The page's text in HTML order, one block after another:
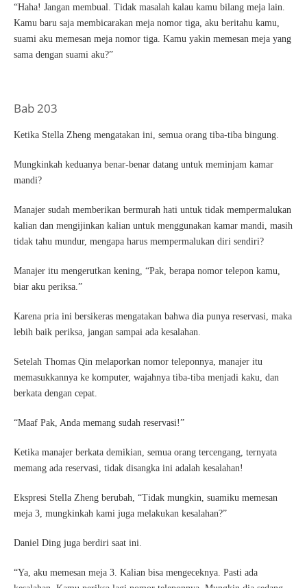
“Haha! Jangan membual. Tidak masalah kalau kamu bilang meja lain.
Kamu baru saja membicarakan meja nomor tiga, aku beritahu kamu,
suami aku memesan meja nomor tiga. Kamu yakin memesan meja yang
sama dengan suami aku?”
Bab 203
Ketika Stella Zheng mengatakan ini, semua orang tiba-tiba bingung.
Mungkinkah keduanya benar-benar datang untuk meminjam kamar
mandi?
Manajer sudah memberikan bermurah hati untuk tidak mempermalukan
kalian dan mengijinkan kalian untuk menggunakan kamar mandi, masih
tidak tahu mundur, mengapa harus mempermalukan diri sendiri?
Manajer itu mengerutkan kening, “Pak, berapa nomor telepon kamu,
biar aku periksa.”
Karena pria ini bersikeras mengatakan bahwa dia punya reservasi, maka
lebih baik periksa, jangan sampai ada kesalahan.
Setelah Thomas Qin melaporkan nomor teleponnya, manajer itu
memasukkannya ke komputer, wajahnya tiba-tiba menjadi kaku, dan
berkata dengan cepat.
“Maaf Pak, Anda memang sudah reservasi!”
Ketika manajer berkata demikian, semua orang tercengang, ternyata
memang ada reservasi, tidak disangka ini adalah kesalahan!
Ekspresi Stella Zheng berubah, “Tidak mungkin, suamiku memesan
meja 3, mungkinkah kami juga melakukan kesalahan?”
Daniel Ding juga berdiri saat ini.
“Ya, aku memesan meja 3. Kalian bisa mengeceknya. Pasti ada